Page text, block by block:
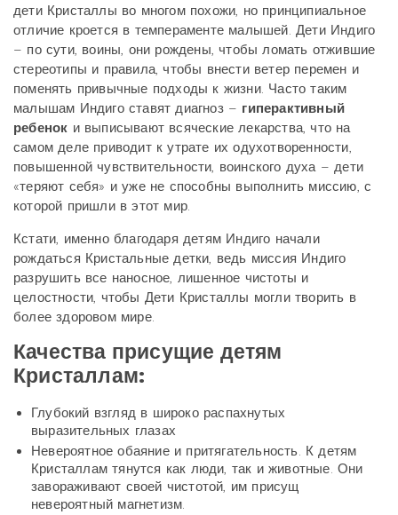
дети Кристаллы во многом похожи, но принципиальное
отличие кроется в темпераменте малышей. Дети Индиго
– по сути, воины, они рождены, чтобы ломать отжившие
стереотипы и правила, чтобы внести ветер перемен и
поменять привычные подходы к жизни. Часто таким
малышам Индиго ставят диагноз – гиперактивный
ребенок и выписывают всяческие лекарства, что на
самом деле приводит к утрате их одухотворенности,
повышенной чувствительности, воинского духа – дети
«теряют себя» и уже не способны выполнить миссию, с
которой пришли в этот мир.
Кстати, именно благодаря детям Индиго начали
рождаться Кристальные детки, ведь миссия Индиго
разрушить все наносное, лишенное чистоты и
целостности, чтобы Дети Кристаллы могли творить в
более здоровом мире.
Качества присущие детям
Кристаллам:
Глубокий взгляд в широко распахнутых
выразительных глазах
Невероятное обаяние и притягательность. К детям
Кристаллам тянутся как люди, так и животные. Они
завораживают своей чистотой, им присущ
невероятный магнетизм.